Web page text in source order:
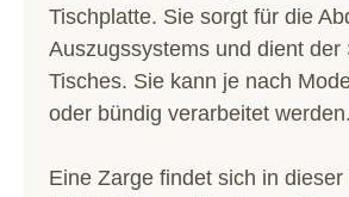
Tischplatte. Sie sorgt für die
Auszugssystems und dient der
Tisches. Sie kann je nach
oder bündig verarbeitet werden.
Eine Zarge findet sich in dieser